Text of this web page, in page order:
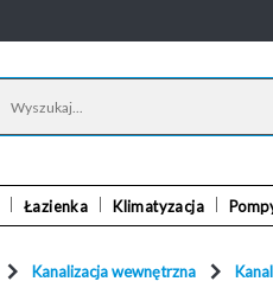
Łazienka Klimatyzacja
Kanalizacja wewnętrzna